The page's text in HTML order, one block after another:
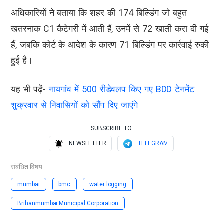
अधिकारियों ने बताया कि शहर की 174 बिल्डिंग जो बहुत
खतरनाक C1 कैटेगरी में आती हैं, उनमें से 72 खाली करा दी गई
हैं, जबकि कोर्ट के आदेश के कारण 71 बिल्डिंग पर कार्रवाई रुकी
हुई है।
यह भी पढ़ें-नायगांव में 500 रीडेवलप किए गए BDD टेनमेंट
शुक्रवार से निवासियों को सौंप दिए जाएंगे
SUBSCRIBE TO
NEWSLETTER TELEGRAM
संबंधित विषय
mumbai bmc water logging
Brihanmumbai Municipal Corporation